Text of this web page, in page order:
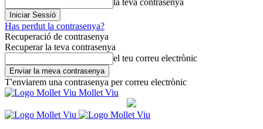
la teva contrasenya
Has perdut la contrasenya?
Recuperació de contrasenya
Recuperar la teva contrasenya
el teu correu electrònic
T'enviarem una contrasenya per correu electrònic
Mollet Viu